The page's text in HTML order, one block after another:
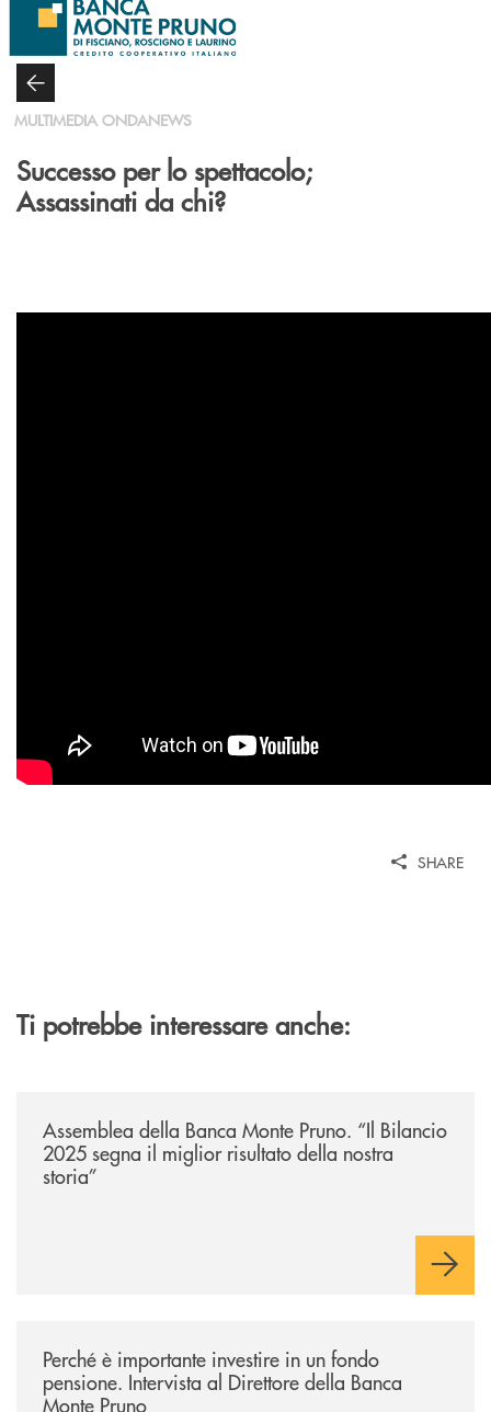
Salta al contenuto principale
MULTIMEDIA ONDANEWS
Successo per lo spettacolo;
Assassinati da chi?
SHARE
Ti potrebbe interessare anche:
Assemblea della Banca Monte Pruno. “Il Bilancio
2025 segna il miglior risultato della nostra
storia”
Perché è importante investire in un fondo
pensione. Intervista al Direttore della Banca
Monte Pruno